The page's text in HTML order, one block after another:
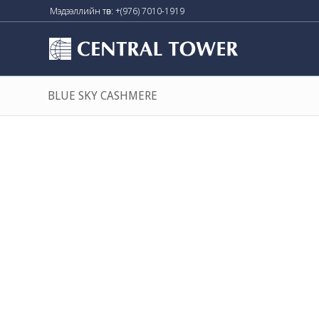
Мэдээллийн төв: +(976) 7010-1919
BLUE SKY CASHMERE